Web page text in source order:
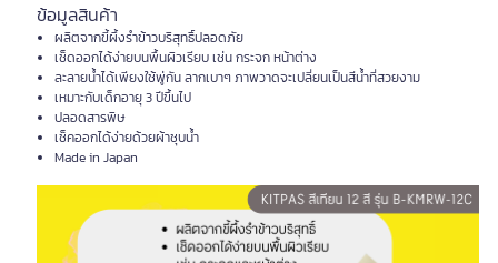
ข้อมูลสินค้า
ผลิตจากขี้ผึ้งรำข้าวบริสุทธิ์ปลอดภัย
เช็ดออกได้ง่ายบนพื้นผิวเรียบ เช่น กระจก หน้าต่าง
ละลายน้ำได้เพียงใช้พู่กัน ลากเบาๆ ภาพวาดจะเปลี่ยนเป็นสีน้ำที่สวยงาม
เหมาะกับเด็กอายุ 3 ปีขึ้นไป
ปลอดสารพิษ
เช็คออกได้ง่ายด้วยผ้าชุบน้ำ
Made in Japan